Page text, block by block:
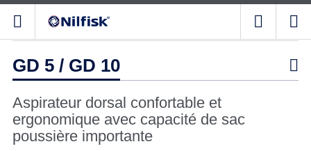
GD 5 / GD 10 
Aspirateur dorsal confortable et
ergonomique avec capacité de sac
poussière importante